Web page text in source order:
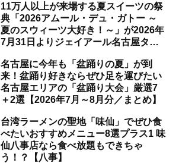
夏祭りの見どころは？【まとめ／大曽
根】
11万人以上が来場する夏スイーツの祭
典「2026アムール・デュ・ガトー ～
夏のスウィーツ大好き！～」が2026年
7月31日よりジェイアール名古屋タカ
【名古屋駅】
名古屋に今年も「盆踊りの夏」が到
来！盆踊り好きならぜひ足を運びたい
名古屋エリアの「盆踊り大会」厳選7
＋2選【2026年7月～8月分／まとめ】
台湾ラーメンの聖地「味仙」でぜひ食
べたいおすすめメニュー8選プラス1 味
仙八事店なら食べ放題もできちゃ
う！？【八事】